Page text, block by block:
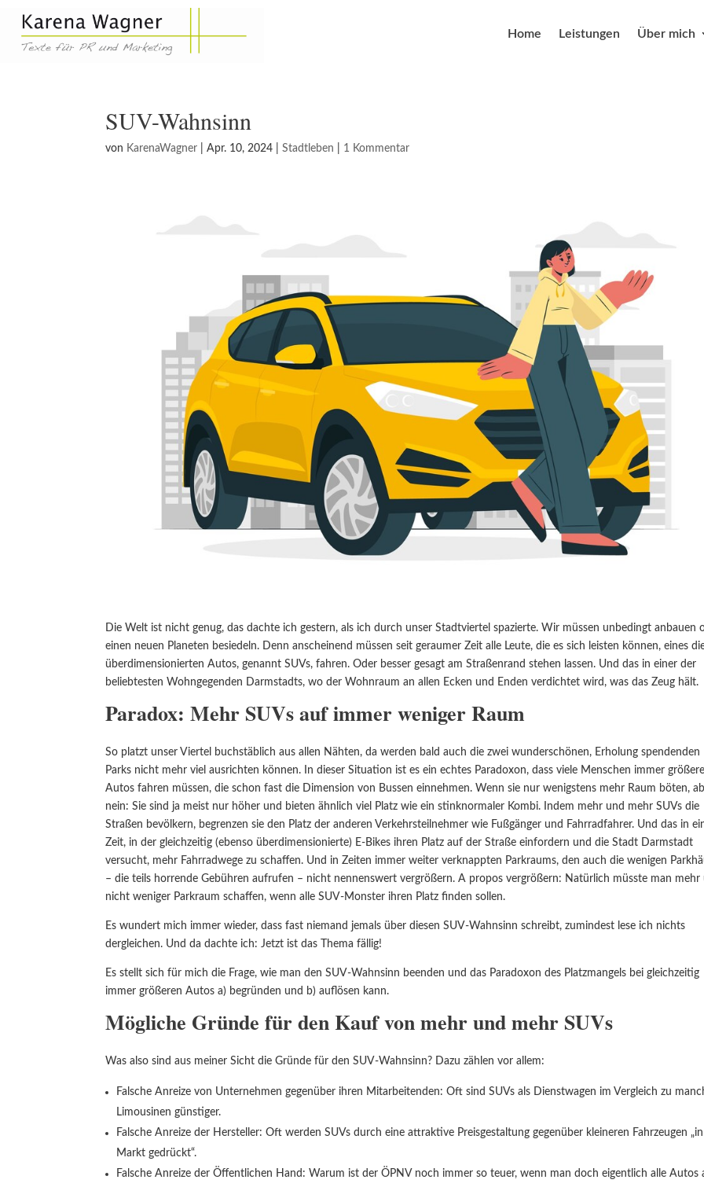
Home Leistungen Über mich
SUV-Wahnsinn
von KarenaWagner |Apr. 10, 2024 |Stadtleben 1 Kommentar
Die Welt ist nicht genug, das dachte ich gestern, als ich durch unser Stadtviertel spazierte. Wir müssen unbedingt anbauen
einen neuen Planeten besiedeln. Denn anscheinend müssen seit geraumer Zeit alle Leute, die es sich leisten können, eines
überdimensionierten Autos, genannt SUVs, fahren. Oder besser gesagt am Straßenrand stehen lassen. Und das in einer der
beliebtesten Wohngegenden Darmstadts, wo der Wohnraum an allen Ecken und Enden verdichtet wird, was das Zeug hält.
Paradox: Mehr SUVs auf immer weniger Raum
So platzt unser Viertel buchstäblich aus allen Nähten, da werden bald auch die zwei wunderschönen, Erholung spendenden
Parks nicht mehr viel ausrichten können. In dieser Situation ist es ein echtes Paradoxon, dass viele Menschen immer größere
Autos fahren müssen, die schon fast die Dimension von Bussen einnehmen. Wenn sie nur wenigstens mehr Raum böten,
nein: Sie sind ja meist nur höher und bieten ähnlich viel Platz wie ein stinknormaler Kombi. Indem mehr und mehr SUVs die
Straßen bevölkern, begrenzen sie den Platz der anderen Verkehrsteilnehmer wie Fußgänger und Fahrradfahrer. Und das in
Zeit, in der gleichzeitig (ebenso überdimensionierte) E-Bikes ihren Platz auf der Straße einfordern und die Stadt Darmstadt
versucht, mehr Fahrradwege zu schaffen. Und in Zeiten immer weiter verknappten Parkraums, den auch die wenigen
– die teils horrende Gebühren aufrufen – nicht nennenswert vergrößern. A propos vergrößern: Natürlich müsste man mehr
nicht weniger Parkraum schaffen, wenn alle SUV-Monster ihren Platz finden sollen.
Es wundert mich immer wieder, dass fast niemand jemals über diesen SUV-Wahnsinn schreibt, zumindest lese ich nichts
dergleichen. Und da dachte ich: Jetzt ist das Thema fällig!
Es stellt sich für mich die Frage, wie man den SUV-Wahnsinn beenden und das Paradoxon des Platzmangels bei gleichzeitig
immer größeren Autos a) begründen und b) auflösen kann.
Mögliche Gründe für den Kauf von mehr und mehr SUVs
Was also sind aus meiner Sicht die Gründe für den SUV-Wahnsinn? Dazu zählen vor allem:
Falsche Anreize von Unternehmen gegenüber ihren Mitarbeitenden: Oft sind SUVs als Dienstwagen im Vergleich zu
Limousinen günstiger.
Falsche Anreize der Hersteller: Oft werden SUVs durch eine attraktive Preisgestaltung gegenüber kleineren Fahrzeugen
Markt gedrückt“.
Falsche Anreize der Öffentlichen Hand: Warum ist der ÖPNV noch immer so teuer, wenn man doch eigentlich alle Autos